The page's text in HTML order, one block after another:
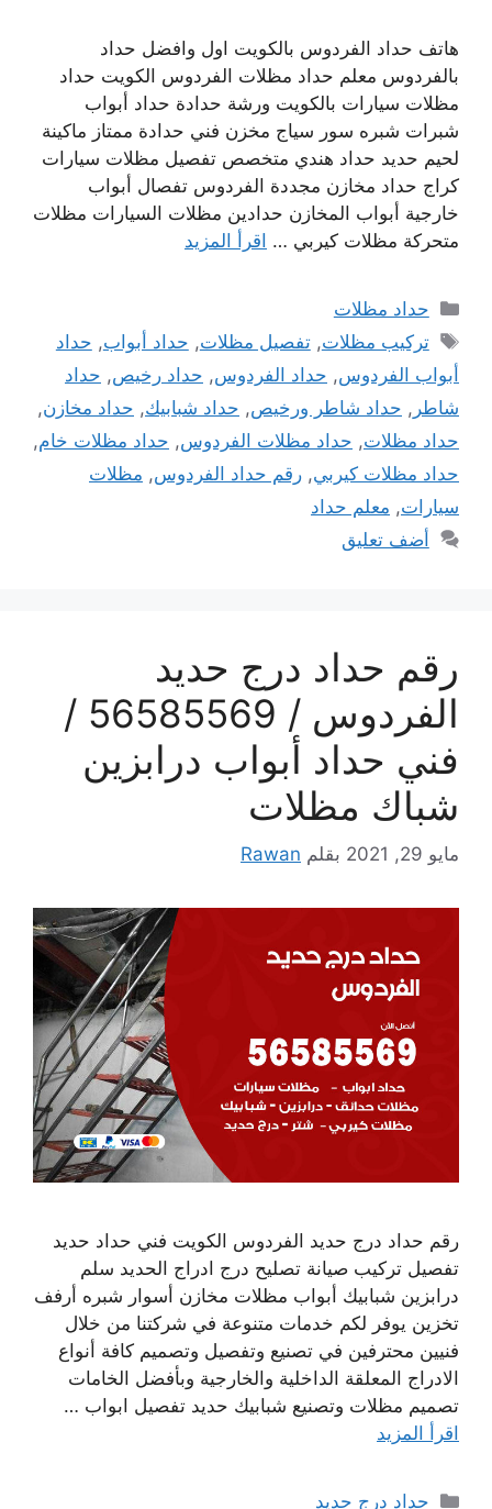
هاتف حداد الفردوس بالكويت اول وافضل حداد
بالفردوس معلم حداد مظلات الفردوس الكويت حداد
مظلات سيارات بالكويت ورشة حدادة حداد أبواب
شبرات شبره سور سياج مخزن فني حدادة ممتاز ماكينة
لحيم حديد حداد هندي متخصص تفصيل مظلات سيارات
كراج حداد مخازن مجددة الفردوس تفصال أبواب
خارجية أبواب المخازن حدادين مظلات السيارات مظلات
متحركة مظلات كيربي … اقرأ المزيد
التصنيفات
حداد مظلات
الوسوم
تركيب مظلات,تفصيل مظلات, حداد أبواب, حداد
أبواب الفردوس, حداد الفردوس, حداد رخيص, حداد
شاطر , حداد شاطر ورخيص, حداد شبابيك, حداد مخازن,
حداد مظلات, حداد مظلات الفردوس, حداد مظلات خام,
حداد مظلات كيربي, رقم حداد الفردوس, مظلات
سيارات, معلم حداد
أضف تعليق
رقم حداد درج حديد
الفردوس / 56585569 /
فني حداد أبواب درابزين
شباك مظلات
مايو 29, 2021 بقلم Rawan
رقم حداد درج حديد الفردوس الكويت فني حداد حديد
تفصيل تركيب صيانة تصليح درج ادراج الحديد سلم
درابزين شبابيك أبواب مظلات مخازن أسوار شبره أرفف
تخزين يوفر لكم خدمات متنوعة في شركتنا من خلال
فنيين محترفين في تصنيع وتفصيل وتصميم كافة أنواع
الادراج المعلقة الداخلية والخارجية وبأفضل الخامات
تصميم مظلات وتصنيع شبابيك حديد تفصيل ابواب …
اقرأ المزيد
التصنيفات
حداد درج حديد